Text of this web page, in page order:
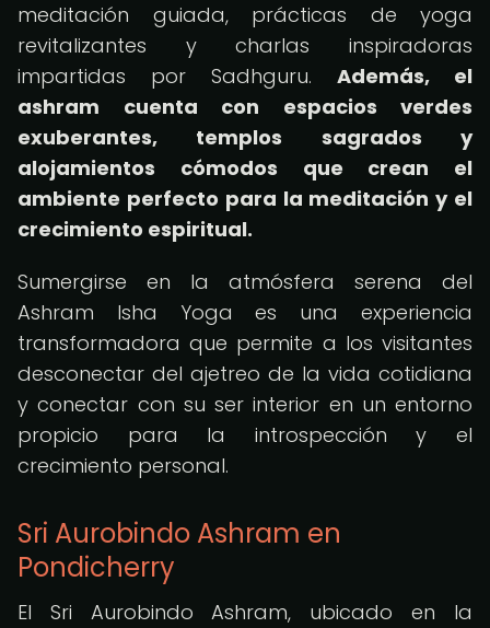
meditación guiada, prácticas de yoga
revitalizantes y charlas inspiradoras
impartidas por Sadhguru. Además, el
ashram cuenta con espacios verdes
exuberantes, templos sagrados y
alojamientos cómodos que crean el
ambiente perfecto para la meditación y el
crecimiento espiritual.
Sumergirse en la atmósfera serena del
Ashram Isha Yoga es una experiencia
transformadora que permite a los visitantes
desconectar del ajetreo de la vida cotidiana
y conectar con su ser interior en un entorno
propicio para la introspección y el
crecimiento personal.
Sri Aurobindo Ashram en
Pondicherry
El Sri Aurobindo Ashram, ubicado en la